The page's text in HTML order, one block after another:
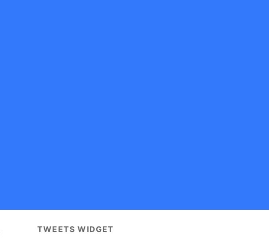
TWEETS WIDGET